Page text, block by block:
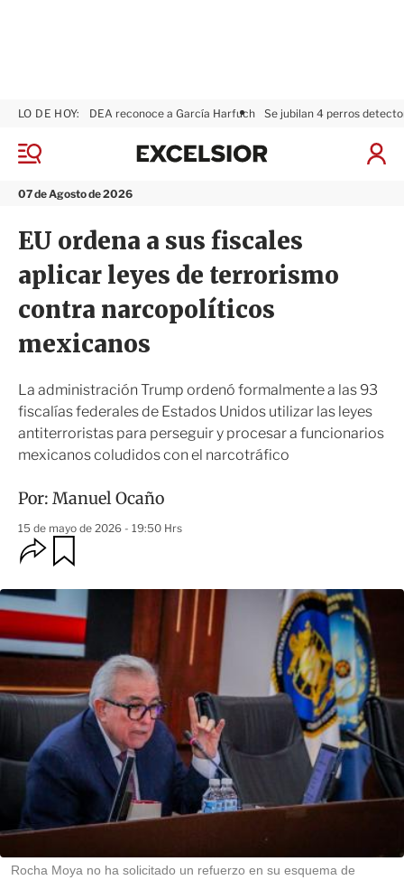
M
n
07 de Agosto de 2026
LO DE HOY: DEA reconoce a García Harfuch Se jubilan 4 perros
I
x
s
i
r
EU ordena a sus fiscales
aplicar leyes de terrorismo
contra narcopolíticos
mexicanos
La administración Trump ordenó formalmente a las 93
fiscalías federales de Estados Unidos utilizar las leyes
antiterroristas para perseguir y procesar a funcionarios
mexicanos coludidos con el narcotráfico
Por: Manuel Ocaño
15 de mayo de 2026 - 19:50 Hrs
O
p
i
o
n
e
s
e
o
m
a
t
i
r
a
r
Rocha Moya no ha solicitado un refuerzo en su esquema de